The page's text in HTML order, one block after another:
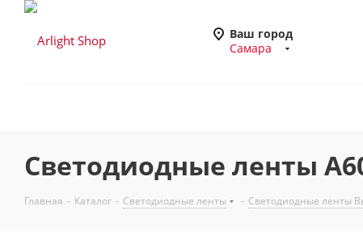
Ваш город
Самара
Светодиодные ленты
Главная - Каталог - Светодиодные ленты - Светодиодные ленты